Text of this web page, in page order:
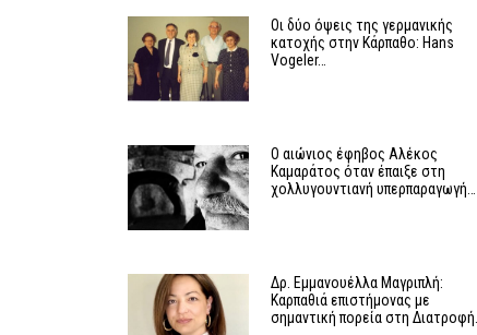
Οι δύο όψεις της γερμανικής
κατοχής στην Κάρπαθο: Hans
Vogeler…
Ο αιώνιος έφηβος Αλέκος
Καμαράτος όταν έπαιξε στη
χολλυγουντιανή υπερπαραγωγή…
Δρ. Εμμανουέλλα Μαγριπλή:
Καρπαθιά επιστήμονας με
σημαντική πορεία στη Διατροφή…